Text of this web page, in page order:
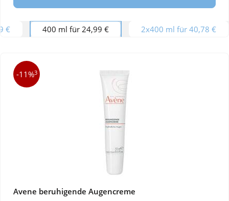
€ 400 ml für 24,99 € 2x400 ml für 40,78 €
-11%3
Avene beruhigende Augencreme